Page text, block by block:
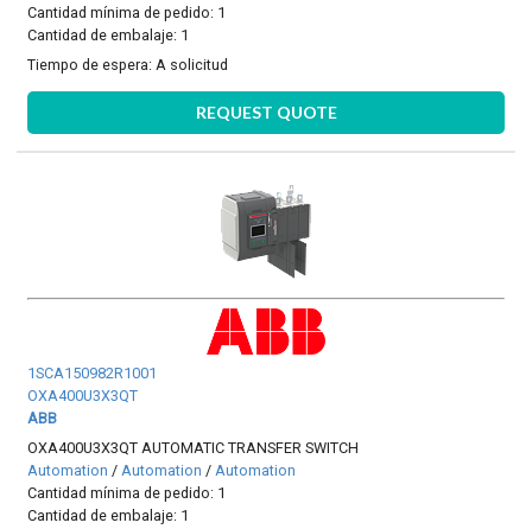
Cantidad mínima de pedido: 1
Cantidad de embalaje: 1
Tiempo de espera:A solicitud
REQUEST QUOTE
1SCA150982R1001
OXA400U3X3QT
ABB
OXA400U3X3QT AUTOMATIC TRANSFER SWITCH
Automation /Automation /Automation
Cantidad mínima de pedido: 1
Cantidad de embalaje: 1